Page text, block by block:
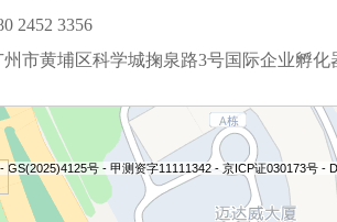
2452 3356
市黄埔区科学城掬泉路3号国际企业孵化
GS(2025)4125号 - 甲测资字11111342 - 京ICP证030173号 -